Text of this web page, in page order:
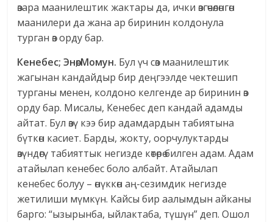
өзара маанилештик жактары да, ички өзгөчөлөнгөн
маанилери да жана ар биринин колдонула
турган өз орду бар.
Кенебес; Энөө; Момун. Бул үч сөз маанилештик
жагынан кандайдыр бир деңгээлде чектешип
турганы менен, колдоно келгенде ар биринин өз
орду бар. Мисалы, Кенебес деп кандай адамды
айтат. Бул өзү кээ бир адамдардын табиятына
бүткөн касиет. Барды, жокту, оорчулуктарды
өзүндөгү табияттык негизде көтөрө билген адам. Адам
атайылап кенебес боло албайт. Атайылап
кенебес болуу – өнүккөн аң-сезимдик негизде
жетилиши мүмкүн. Кайсы бир аалымдын айканы
барго: “ызырынба, ыйлактаба, түшүн” деп. Ошол